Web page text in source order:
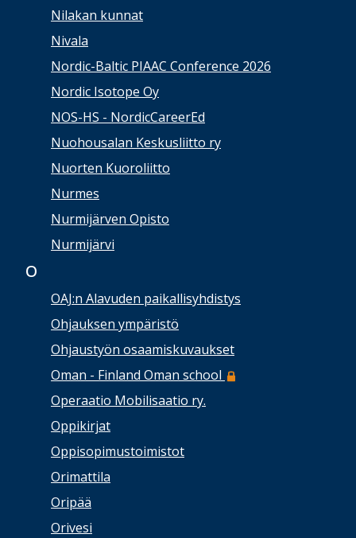
Nilakan kunnat
Nivala
Nordic-Baltic PIAAC Conference 2026
Nordic Isotope Oy
NOS-HS - NordicCareerEd
Nuohousalan Keskusliitto ry
Nuorten Kuoroliitto
Nurmes
Nurmijärven Opisto
Nurmijärvi
O
OAJ:n Alavuden paikallisyhdistys
Ohjauksen ympäristö
Ohjaustyön osaamiskuvaukset
Oman - Finland Oman school
Operaatio Mobilisaatio ry.
Oppikirjat
Oppisopimustoimistot
Orimattila
Oripää
Orivesi